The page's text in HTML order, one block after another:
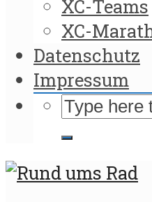
XC-Teams
XC-
Datenschutz
Impressum